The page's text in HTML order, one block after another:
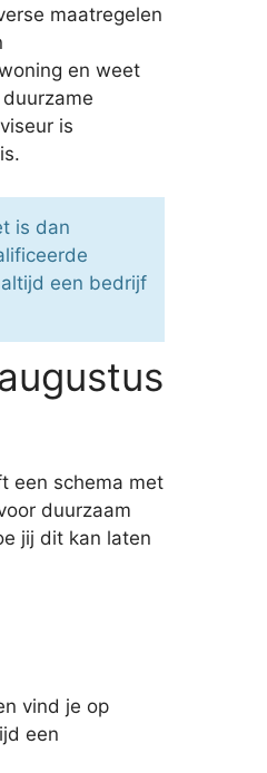
maatregelen
en weet
is
is dan
een bedrijf
een schema met
duurzaam
jij dit kan laten
vind je op
een